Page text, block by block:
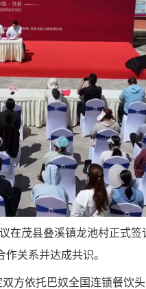
在茂县叠溪镇龙池村正式签
关系并达成共识。
方依托巴奴全国连锁餐饮